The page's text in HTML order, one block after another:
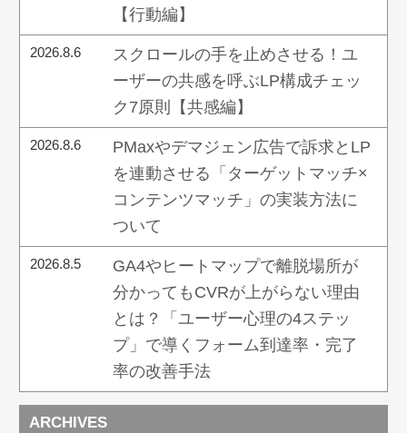
【行動編】
2026.8.6
スクロールの手を止めさせる！ユ
ーザーの共感を呼ぶLP構成チェッ
ク7原則【共感編】
2026.8.6
PMaxやデマジェン広告で訴求とLP
を連動させる「ターゲットマッチ×
コンテンツマッチ」の実装方法に
ついて
2026.8.5
GA4やヒートマップで離脱場所が
分かってもCVRが上がらない理由
とは？「ユーザー心理の4ステッ
プ」で導くフォーム到達率・完了
率の改善手法
ARCHIVES